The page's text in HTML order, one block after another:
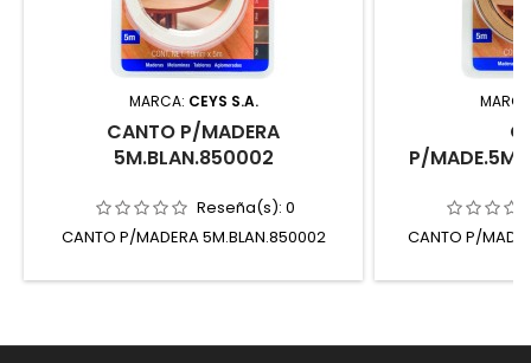
MARCA: CEYS S.A.
CANTO P/MADERA
5M.BLAN.850002
Reseña(s): 0
CANTO P/MADERA 5M.BLAN.850002
P/
CANTO P/